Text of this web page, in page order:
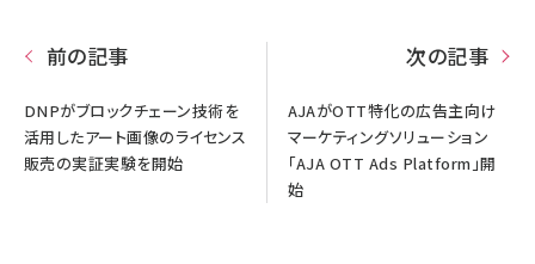
前の記事
DNPがブロックチェーン技術を
活用したアート画像のライセンス
販売の実証実験を開始
次の記事
AJAがOTT特化の広告主向け
マーケティングソリューション
「AJA OTT Ads Platform」開
始